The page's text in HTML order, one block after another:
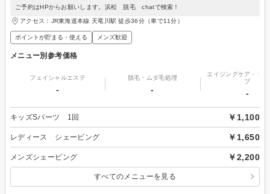
ご予約はHPからお願いします。浜松 脱毛 chatで検索！
アクセス：JR東海道本線 天竜川駅 徒歩36分（車で11分）
ポイントが貯まる・使える メンズ歓迎
メニュー別参考価格
フェイシャルエステ
-
脱毛・ムダ毛処理
-
エイジングケア・リ
プ
-
キッズSパーツ 1回 ￥1,100
レディース シェービング ￥1,650
メンズシェービング ￥2,200
すべてのメニューを見る